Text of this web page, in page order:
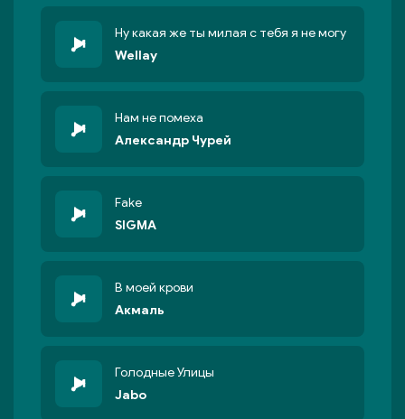
Ну какая же ты милая с тебя я не могу
Wellay
Нам не помеха
Александр Чурей
Fake
SIGMA
В моей крови
Акмаль
Голодные Улицы
Jabo